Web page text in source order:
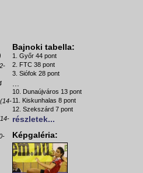
Bajnoki tabella:
1. Győr 44 pont
2. FTC 38 pont
3. Siófok 28 pont
...
10. Dunaújváros 13 pont
11. Kiskunhalas 8 pont
12. Szekszárd 7 pont
részletek...
Képgaléria: